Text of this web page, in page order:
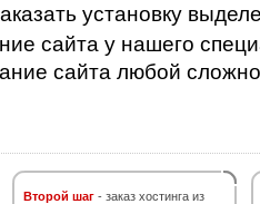
установку
сайта у нашего
сайта любой
Второй шаг - заказ хостинга из